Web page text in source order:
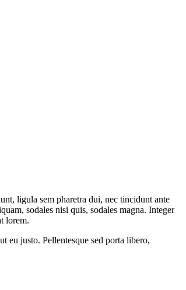
ligula sem pharetra dui, nec tincidunt ante
sodales nisi quis, sodales magna. Integer
lorem.
eu justo. Pellentesque sed porta libero,